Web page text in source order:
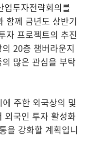
투자전략회의를
함께 금년도 상반기
자 프로젝트의 추진
20층 챔버라운지
많은 관심을 부탁
주한 외국상의 및
외국인 투자 활성화
을 강화할 계획입니